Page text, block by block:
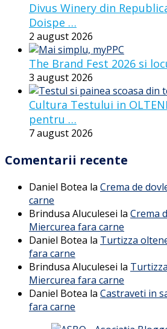
Divus Winery din
Doispe …
2 august 2026
The Brand Fest 2026 si
3 august 2026
Cultura Testului in
pentru …
7 august 2026
Comentarii recente
Daniel Botea la Crema de
carne
Brindusa Aluculesei la Crema
Miercurea fara carne
Daniel Botea la Turtizza
fara carne
Brindusa Aluculesei la
Miercurea fara carne
Daniel Botea la Castraveti in
fara carne